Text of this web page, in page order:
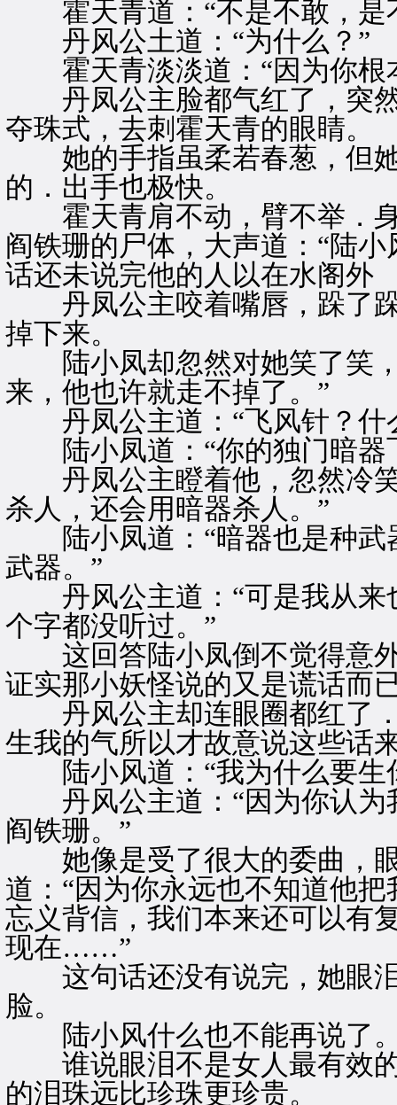
霍天青道：“不是不敢，是
丹风公土道：“为什么？”
霍天青淡淡道：“因为你根
丹凤公主脸都气红了，突然
夺珠式，去刺霍天青的眼睛。
她的手指虽柔若春葱，但她
的．出手也极快。
霍天青肩不动，臂不举．身
阎铁珊的尸体，大声道：“陆
话还未说完他的人以在水阁外
丹凤公主咬着嘴唇，跺了跺
掉下来。
陆小凤却忽然对她笑了笑，
来，他也许就走不掉了。”
丹凤公主道：“飞风针？什
陆小凤道：“你的独门暗器
丹凤公主瞪着他，忽然冷笑
杀人，还会用暗器杀人。”
陆小凤道：“暗器也是种武
武器。”
丹风公主道：“可是我从来
个字都没听过。”
这回答陆小凤倒不觉得意外
证实那小妖怪说的又是谎话而
丹风公主却连眼圈都红了．
生我的气所以才故意说这些话
陆小风道：“我为什么要生
丹风公主道：“因为你认为
阎铁珊。”
她像是受了很大的委曲，眼
道：“因为你永远也不知道他
忘义背信，我们本来还可以
现在……”
这句话还没有说完，她眼泪
脸。
陆小风什么也不能再说了
谁说眼泪不是女人最有效的
的泪珠远比珍珠更珍贵。